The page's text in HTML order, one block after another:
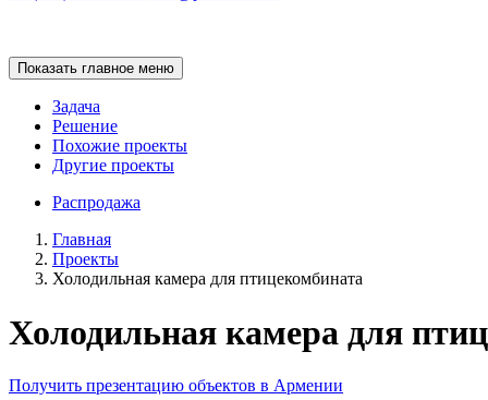
Показать главное меню
Задача
Решение
Похожие проекты
Другие проекты
Распродажа
Главная
Проекты
Холодильная камера для птицекомбината
Холодильная камера для
Получить презентацию объектов в Армении